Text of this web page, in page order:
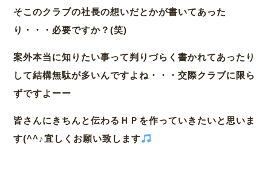
そこのクラブの社長の想いだとかが書いてあった
り・・・必要ですか？(笑)
案外本当に知りたい事って判りづらく書かれてあったり
して結構無駄が多いんですよね・・・交際クラブに限ら
ずですよーー
皆さんにきちんと伝わるＨＰを作っていきたいと思いま
す(^^♪宜しくお願い致します